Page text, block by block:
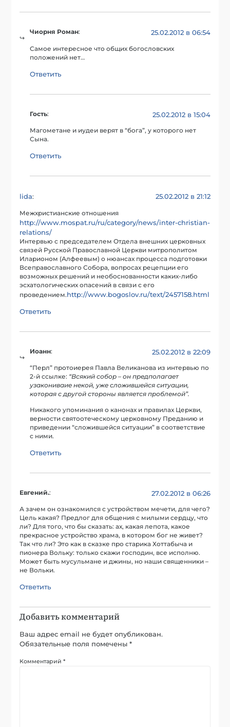
Чиорня Роман: 25.02.2012 в 06:54
Самое интересное что общих богословских
положений нет…
Ответить
Гость: 25.02.2012 в 15:04
Магометане и иудеи верят в “бога”, у которого нет
Сына.
Ответить
lida: 25.02.2012 в 21:12
Межхристианские отношения
http://www.mospat.ru/ru/category/news/inter-christian-
relations/
Интервью с председателем Отдела внешних церковных
связей Русской Православной Церкви митрополитом
Иларионом (Алфеевым) о нюансах процесса подготовки
Всеправославного Собора, вопросах рецепции его
возможных решений и необоснованности каких-либо
эсхатологических опасений в связи с его
проведением.http://www.bogoslov.ru/text/2457158.html
Ответить
Иоанн: 25.02.2012 в 22:09
“Перл” протоиерея Павла Великанова из интервью по
2-й ссылке: “Всякий собор – он предполагает
узакониваие некой, уже сложившейся ситуации,
которая с другой стороны является проблемой”.
Никакого упоминания о канонах и правилах Церкви,
верности святоотеческому церковному Преданию и
приведении “сложившейся ситуации” в соответствие
с ними.
Ответить
Евгений.: 27.02.2012 в 06:26
А зачем он ознакомился с устройством мечети, для чего?
Цель какая? Предлог для общения с милыми сердцу, что
ли? Для того, что бы сказать: ах, какая лепота, какое
прекрасное устройство храма, в котором бог не живет?
Так что ли? Это как в сказке про старика Хоттабыча и
пионера Вольку: только скажи господин, все исполню.
Может быть мусульмане и джины, но наши священники –
не Вольки.
Ответить
Добавить комментарий
Ваш адрес email не будет опубликован.
Обязательные поля помечены*
Комментарий*